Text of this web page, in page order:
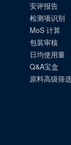
安评报告
检测项识别
MoS 计算
包装审核
日均使用量
Q&A宝盒
原料高级筛